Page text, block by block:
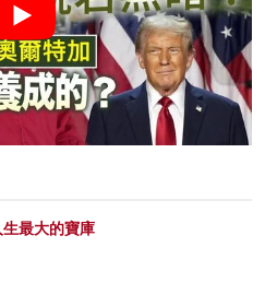
最大的寶庫